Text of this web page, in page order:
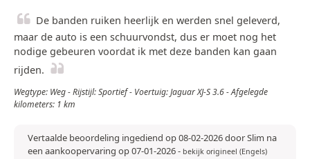
De banden ruiken heerlijk en werden snel geleverd,
maar de auto is een schuurvondst, dus er moet nog het
nodige gebeuren voordat ik met deze banden kan gaan
rijden.
Wegtype: Weg - Rijstijl: Sportief - Voertuig: Jaguar XJ-S 3.6 - Afgelegde
kilometers: 1 km
Vertaalde beoordeling ingediend op 08-02-2026 door Slim na
een aankoopervaring op 07-01-2026- bekijk origineel (Engels)